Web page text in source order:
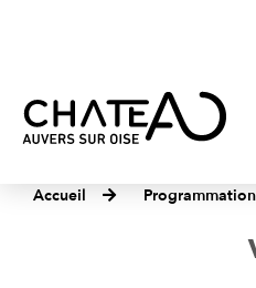
Accueil Programmation